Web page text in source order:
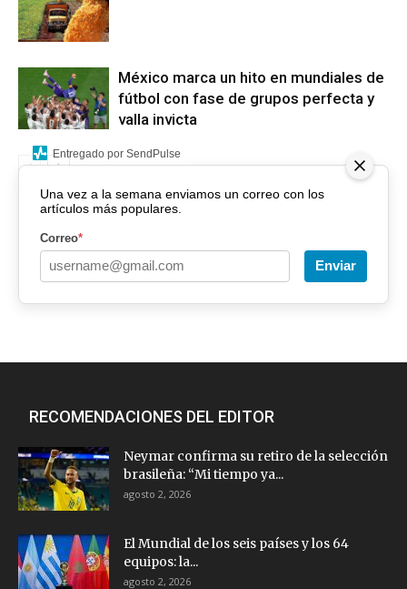
México marca un hito en mundiales de
fútbol con fase de grupos perfecta y
valla invicta
Una vez a la semana enviamos un correo con los
artículos más populares.
Correo*
Enviar
Entregado por SendPulse
RECOMENDACIONES DEL EDITOR
Neymar confirma su retiro de la selección
brasileña: “Mi tiempo ya...
agosto 2, 2026
El Mundial de los seis países y los 64
equipos: la...
agosto 2, 2026